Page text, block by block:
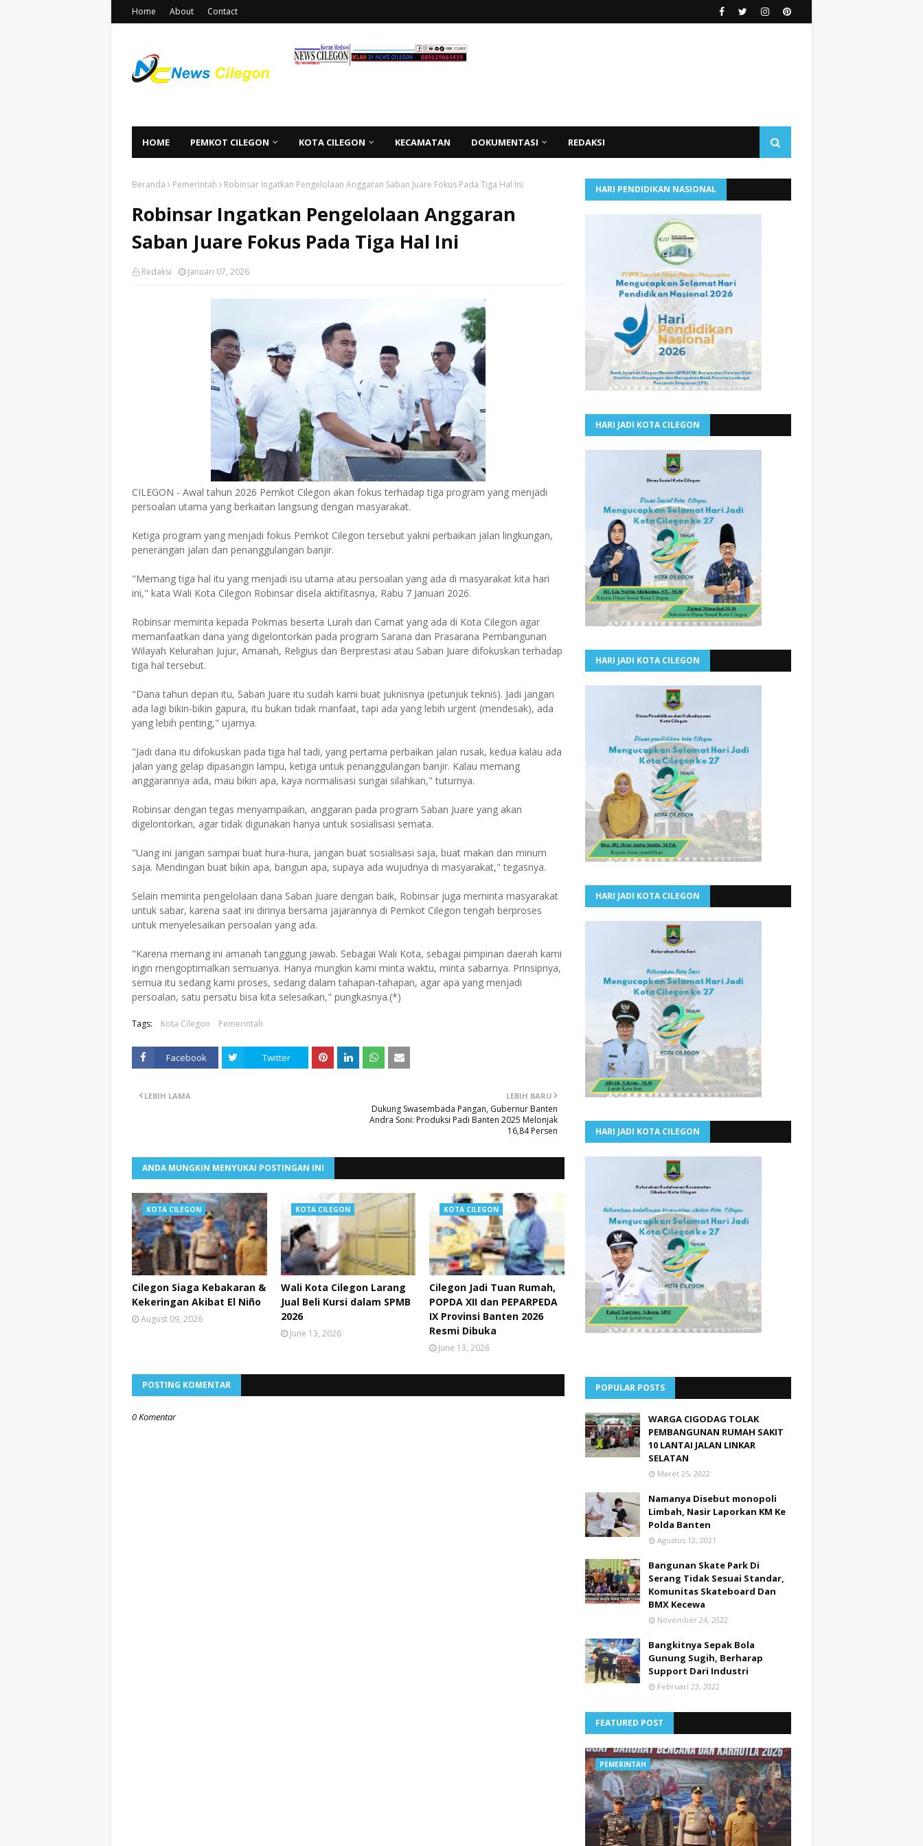
Home About Contact
HOME PEMKOT CILEGON KOTA CILEGON KECAMATAN DOKUMENTASI REDAKSI
Beranda Pemerintah Robinsar Ingatkan Pengelolaan Anggaran Saban Juare Fokus Pada Tiga Hal Ini
Robinsar Ingatkan Pengelolaan Anggaran
Saban Juare Fokus Pada Tiga Hal Ini
Redaksi Januari 07, 2026
CILEGON - Awal tahun 2026 Pemkot Cilegon akan fokus terhadap tiga program yang menjadi
persoalan utama yang berkaitan langsung dengan masyarakat.
Ketiga program yang menjadi fokus Pemkot Cilegon tersebut yakni perbaikan jalan lingkungan,
penerangan jalan dan penanggulangan banjir.
"Memang tiga hal itu yang menjadi isu utama atau persoalan yang ada di masyarakat kita hari
ini," kata Wali Kota Cilegon Robinsar disela aktifitasnya, Rabu 7 Januari 2026.
Robinsar meminta kepada Pokmas beserta Lurah dan Camat yang ada di Kota Cilegon agar
memanfaatkan dana yang digelontorkan pada program Sarana dan Prasarana Pembangunan
Wilayah Kelurahan Jujur, Amanah, Religius dan Berprestasi atau Saban Juare difokuskan terhadap
tiga hal tersebut.
"Dana tahun depan itu, Saban Juare itu sudah kami buat juknisnya (petunjuk teknis). Jadi jangan
ada lagi bikin-bikin gapura, itu bukan tidak manfaat, tapi ada yang lebih urgent (mendesak), ada
yang lebih penting," ujarnya.
"Jadi dana itu difokuskan pada tiga hal tadi, yang pertama perbaikan jalan rusak, kedua kalau ada
jalan yang gelap dipasangin lampu, ketiga untuk penanggulangan banjir. Kalau memang
anggarannya ada, mau bikin apa, kaya normalisasi sungai silahkan," tuturnya.
Robinsar dengan tegas menyampaikan, anggaran pada program Saban Juare yang akan
digelontorkan, agar tidak digunakan hanya untuk sosialisasi semata.
"Uang ini jangan sampai buat hura-hura, jangan buat sosialisasi saja, buat makan dan minum
saja. Mendingan buat bikin apa, bangun apa, supaya ada wujudnya di masyarakat," tegasnya.
Selain meminta pengelolaan dana Saban Juare dengan baik, Robinsar juga meminta masyarakat
untuk sabar, karena saat ini dirinya bersama jajarannya di Pemkot Cilegon tengah berproses
untuk menyelesaikan persoalan yang ada.
"Karena memang ini amanah tanggung jawab. Sebagai Wali Kota, sebagai pimpinan daerah kami
ingin mengoptimalkan semuanya. Hanya mungkin kami minta waktu, minta sabarnya. Prinsipnya,
semua itu sedang kami proses, sedang dalam tahapan-tahapan, agar apa yang menjadi
persoalan, satu persatu bisa kita selesaikan," pungkasnya.(*)
Tags: Kota Cilegon Pemerintah
Facebook Twitter
LEBIH BARU
Dukung Swasembada Pangan, Gubernur Banten
Andra Soni: Produksi Padi Banten 2025 Melonjak
16,84 Persen
LEBIH LAMA
ANDA MUNGKIN MENYUKAI POSTINGAN INI
KOTA CILEGON
Cilegon Siaga Kebakaran &
Kekeringan Akibat El Niño
August 09, 2026
KOTA CILEGON
Wali Kota Cilegon Larang
Jual Beli Kursi dalam SPMB
2026
June 13, 2026
KOTA CILEGON
Cilegon Jadi Tuan Rumah,
POPDA XII dan PEPARPEDA
IX Provinsi Banten 2026
Resmi Dibuka
June 13, 2026
POSTING KOMENTAR
0 Komentar
HARI PENDIDIKAN NASIONAL
HARI JADI KOTA CILEGON
HARI JADI KOTA CILEGON
HARI JADI KOTA CILEGON
HARI JADI KOTA CILEGON
POPULAR POSTS
WARGA CIGODAG TOLAK
PEMBANGUNAN RUMAH SAKIT
10 LANTAI JALAN LINKAR
SELATAN
Maret 25, 2022
Namanya Disebut monopoli
Limbah, Nasir Laporkan KM Ke
Polda Banten
Agustus 12, 2021
Bangunan Skate Park Di
Serang Tidak Sesuai Standar,
Komunitas Skateboard Dan
BMX Kecewa
November 24, 2022
Bangkitnya Sepak Bola
Gunung Sugih, Berharap
Support Dari Industri
Februari 23, 2022
FEATURED POST
PEMERINTAH